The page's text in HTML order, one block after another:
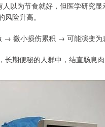
以为节食就好，但医学研究
险升高。
微小损伤累积 → 可能演变为
期便秘的人群中，结直肠息